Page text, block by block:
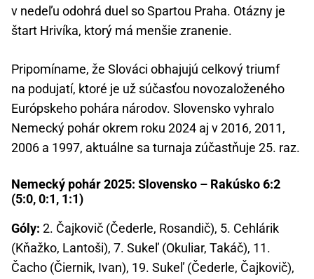
v nedeľu odohrá duel so Spartou Praha. Otázny je
štart Hrivíka, ktorý má menšie zranenie.
Pripomíname, že Slováci obhajujú celkový triumf
na podujatí, ktoré je už súčasťou novozaloženého
Európskeho pohára národov. Slovensko vyhralo
Nemecký pohár okrem roku 2024 aj v 2016, 2011,
2006 a 1997, aktuálne sa turnaja zúčastňuje 25. raz.
Nemecký pohár 2025: Slovensko – Rakúsko 6:2
(5:0, 0:1, 1:1)
Góly: 2. Čajkovič (Čederle, Rosandič), 5. Cehlárik
(Kňažko, Lantoši), 7. Sukeľ (Okuliar, Takáč), 11.
Čacho (Čiernik, Ivan), 19. Sukeľ (Čederle, Čajkovič),